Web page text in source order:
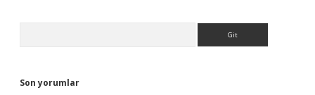
Son yorumlar